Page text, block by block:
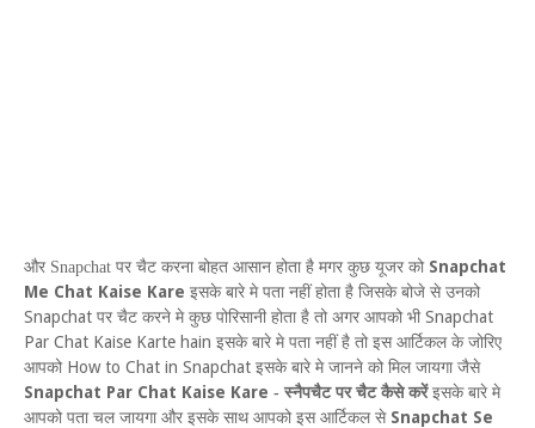
और Snapchat पर चैट करना बोहत आसान होता है मगर कुछ यूजर को Snapchat
Me Chat Kaise Kare इसके बारे मे पता नहीं होता है जिसके बोजे से उनको
Snapchat पर चैट करने मे कुछ पोरिसानी होता है तो अगर आपको भी Snapchat
Par Chat Kaise Karte hain इसके बारे मे पता नहीं है तो इस आर्टिकल के जोरिए
आपको How to Chat in Snapchat इसके बारे मे जानने को मिल जायगा जैसे
Snapchat Par Chat Kaise Kare - स्नैपचैट पर चैट कैसे करेंइसके बारे मे
आपको पता चल जायगा और इसके साथ आपको इस आर्टिकल से Snapchat Se